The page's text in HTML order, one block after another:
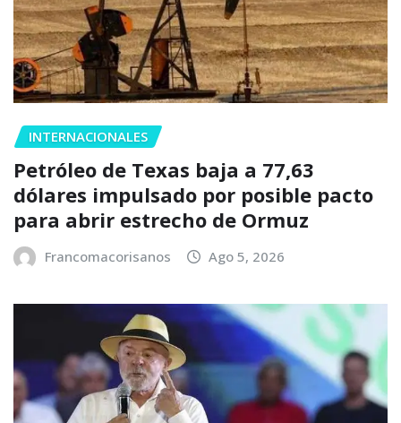
INTERNACIONALES
Petróleo de Texas baja a 77,63
dólares impulsado por posible pacto
para abrir estrecho de Ormuz
Francomacorisanos Ago 5, 2026